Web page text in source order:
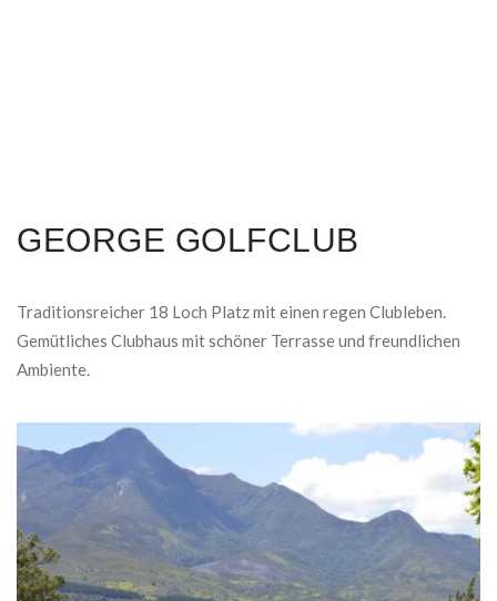
GEORGE GOLFCLUB
Traditionsreicher 18 Loch Platz mit einen regen Clubleben.
Gemütliches Clubhaus mit schöner Terrasse und freundlichen
Ambiente.